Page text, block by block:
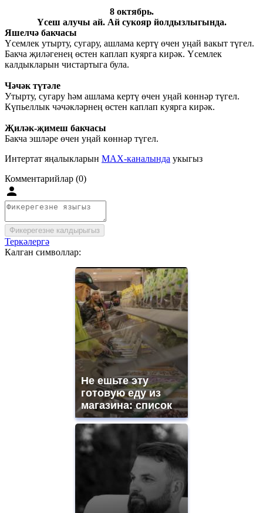
8 октябрь.
Үсеш алучы ай. Ай сукояр йолдызлыгында.
Яшелчә бакчасы
Үсемлек утырту, сугару, ашлама кертү өчен уңай вакыт түгел.
Бакча җиләгенең өстен каплап куярга кирәк. Үсемлек
калдыкларын чистартыга була.
Чәчәк түтәле
Утырту, сугару һәм ашлама кертү өчен уңай көннәр түгел.
Күпьеллык чәчәкләрнең өстен каплап куярга кирәк.
Җиләк-җимеш бакчасы
Бакча эшләре өчен уңай көннәр түгел.
Интертат яңалыкларын MAX-каналында укыгыз
Комментарийлар (0)
Фикерегезне калдырыгыз
Теркәлергә
Калган символлар:
Не ешьте эту
готовую еду из
магазина: список